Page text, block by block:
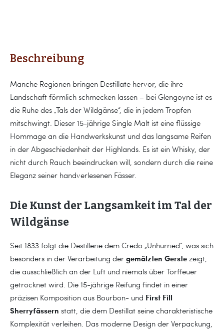
Beschreibung
Manche Regionen bringen Destillate hervor, die ihre
Landschaft förmlich schmecken lassen – bei Glengoyne ist es
die Ruhe des „Tals der Wildgänse“, die in jedem Tropfen
mitschwingt. Dieser 15-jährige Single Malt ist eine flüssige
Hommage an die Handwerkskunst und das langsame Reifen
in der Abgeschiedenheit der Highlands. Es ist ein Whisky, der
nicht durch Rauch beeindrucken will, sondern durch die reine
Eleganz seiner handverlesenen Fässer.
Die Kunst der Langsamkeit im Tal der
Wildgänse
Seit 1833 folgt die Destillerie dem Credo „Unhurried“, was sich
besonders in der Verarbeitung der gemälzten Gerste zeigt,
die ausschließlich an der Luft und niemals über Torffeuer
getrocknet wird. Die 15-jährige Reifung findet in einer
präzisen Komposition aus Bourbon- und First Fill
Sherryfässern statt, die dem Destillat seine charakteristische
Komplexität verleihen. Das moderne Design der Verpackung,